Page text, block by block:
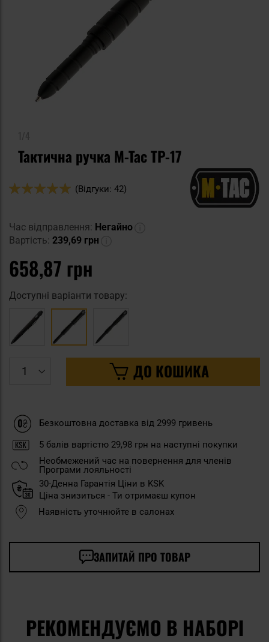
Тактична ручка M-Tac TP-17
Оцінка:
(Відгуки: 42)
Час відправлення: Негайно
Вартість: 239,69 грн
658,87 грн
Доступні варіанти товару:
ДО КОШИКА
Безкоштовна доставка від 2999 гривень
5 балів вартістю 29,98 грн на наступні покупки
Необмежений час на повернення для членів
Програми лояльності
30-Денна Гарантія Ціни в KSK
Ціна знизиться - Ти отримаєш купон
Наявність уточнюйте в салонах
ЗАПИТАЙ ПРО ТОВАР
РЕКОМЕНДУЄМО В НАБОРІ